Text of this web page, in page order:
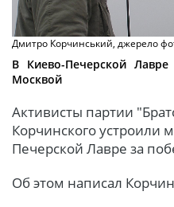
Дмитро Корчинський, джерело
В Киево-Печерской
Москвой
Активисты партии
Корчинского устроили
Печерской Лавре за
Об этом написал